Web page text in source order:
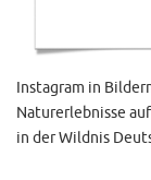
Instagram in
Naturerlebnisse
in der Wildnis